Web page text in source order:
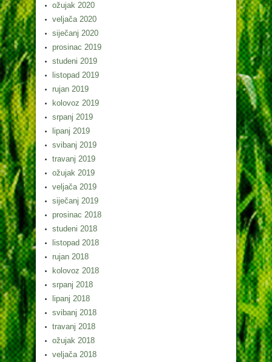
ožujak 2020
veljača 2020
siječanj 2020
prosinac 2019
studeni 2019
listopad 2019
rujan 2019
kolovoz 2019
srpanj 2019
lipanj 2019
svibanj 2019
travanj 2019
ožujak 2019
veljača 2019
siječanj 2019
prosinac 2018
studeni 2018
listopad 2018
rujan 2018
kolovoz 2018
srpanj 2018
lipanj 2018
svibanj 2018
travanj 2018
ožujak 2018
veljača 2018